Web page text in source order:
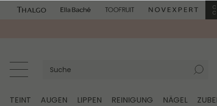
TEINT AUGEN LIPPEN REINIGUNG NÄGEL